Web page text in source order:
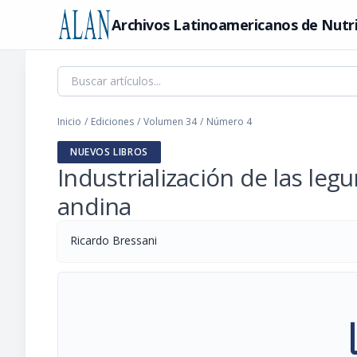
Archivos Latinoamericanos de
Inicio / Ediciones / Volumen 34 / Número 4
NUEVOS LIBROS
Industrialización de las
andina
Ricardo Bressani